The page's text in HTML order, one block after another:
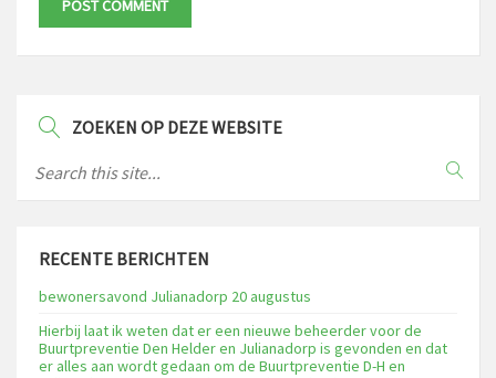
ZOEKEN OP DEZE WEBSITE
RECENTE BERICHTEN
bewonersavond Julianadorp 20 augustus
Hierbij laat ik weten dat er een nieuwe beheerder voor de
Buurtpreventie Den Helder en Julianadorp is gevonden en dat
er alles aan wordt gedaan om de Buurtpreventie D-H en